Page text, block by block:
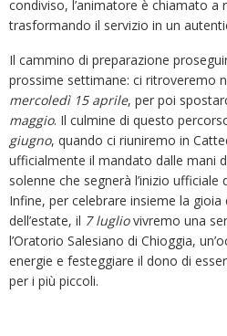
condiviso, l’animatore è chiamato a
trasformando il servizio in un
Il cammino di preparazione
prossime settimane: ci ritroveremo
mercoledì 15 aprile, per poi
maggio. Il culmine di questo
giugno, quando ci riuniremo in
ufficialmente il mandato dalle mani
solenne che segnerà l’inizio ufficiale
Infine, per celebrare insieme la gioia
dell’estate, il 7 lugliovivremo una
l’Oratorio Salesiano di Chioggia,
energie e festeggiare il dono di
per i più piccoli.